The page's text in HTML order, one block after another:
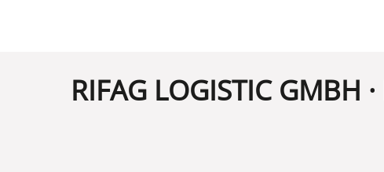
RIFAG LOGISTIC GMBH ·